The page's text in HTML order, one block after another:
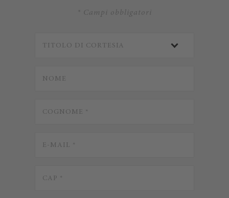
* Campi obbligatori